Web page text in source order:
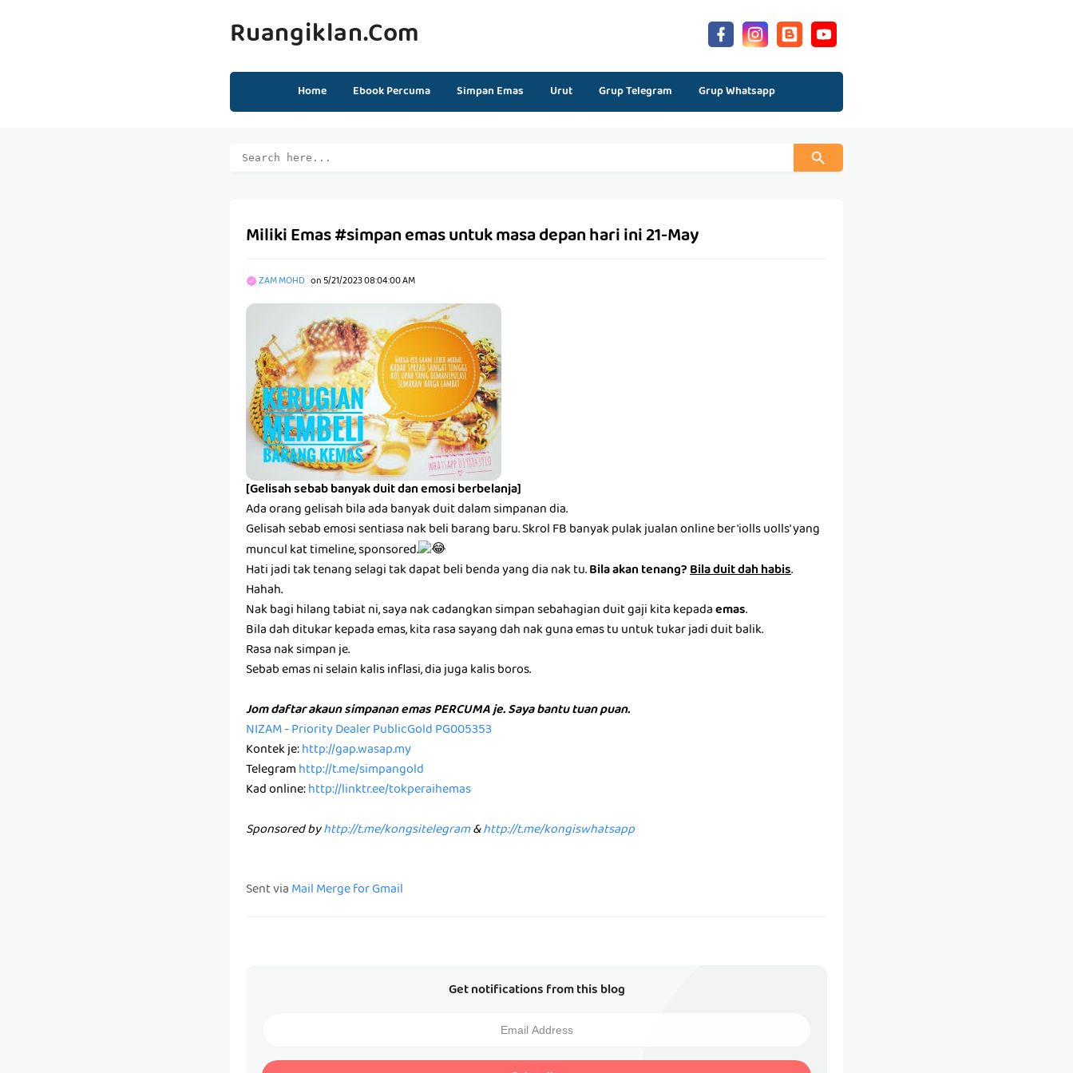
Ruangiklan.com
Home Ebook Percuma Simpan Emas Urut Grup Telegram Grup Whatsapp
Miliki Emas #simpan emas untuk masa depan hari ini 21-May
ZAM MOHD on5/21/2023 08:04:00 AM
[Gelisah sebab banyak duit dan emosi berbelanja]
Ada orang gelisah bila ada banyak duit dalam simpanan dia.
Gelisah sebab emosi sentiasa nak beli barang baru. Skrol FB banyak pulak jualan online ber 'iolls uolls' yang
muncul kat timeline, sponsored.
Hati jadi tak tenang selagi tak dapat beli benda yang dia nak tu.Bila akan tenang?Bila duit dah habis.
Hahah.
Nak bagi hilang tabiat ni, saya nak cadangkan simpan sebahagian duit gaji kita kepadaemas.
Bila dah ditukar kepada emas, kita rasa sayang dah nak guna emas tu untuk tukar jadi duit balik.
Rasa nak simpan je.
Sebab emas ni selain kalis inflasi, dia juga kalis boros.
Jom daftar akaun simpanan emas PERCUMA je. Saya bantu tuan puan.
NIZAM - Priority Dealer PublicGold PG005353
Kontek je:http://gap.wasap.my
Telegramhttp://t.me/simpangold
Kad online:http://linktr.ee/tokperaihemas
Sponsored byhttp://t.me/kongsitelegram&http://t.me/kongiswhatsapp
Sent viaMail Merge for Gmail
Get notifications from this blog